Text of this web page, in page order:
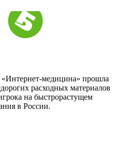
медицина» прошла
расходных материалов
на быстрорастущем
в России.